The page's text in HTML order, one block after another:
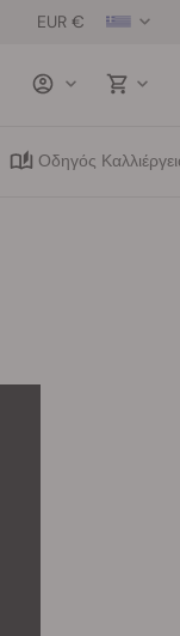
EUR €
Saved
Οδηγός